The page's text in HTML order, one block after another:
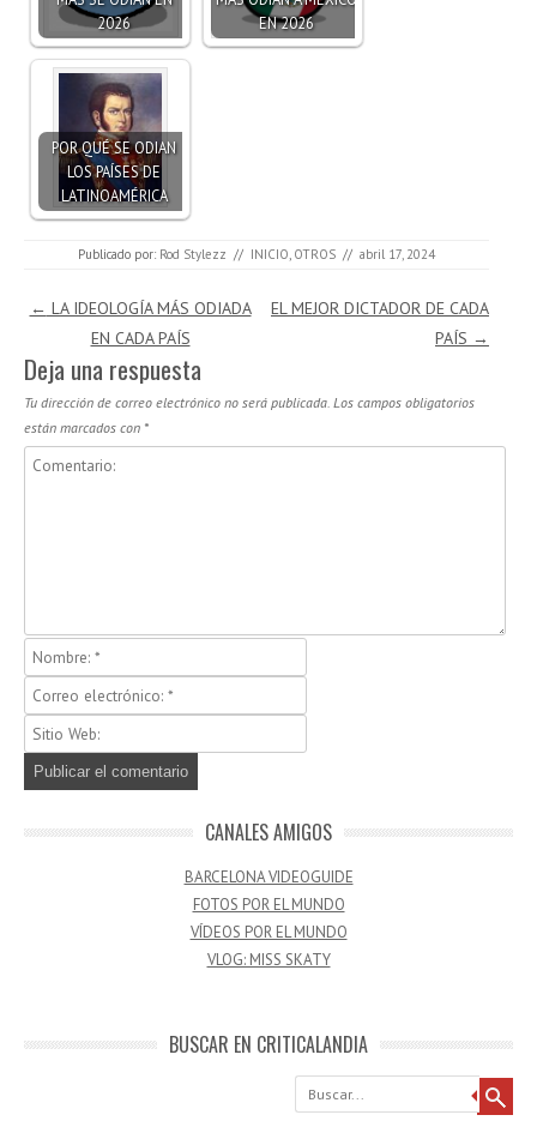
2026
EN 2026
POR QUÉ SE ODIAN
LOS PAÍSES DE
LATINOAMÉRICA
Publicado por: Rod Stylezz // INICIO OTROS // abril 17, 2024
Navegación de entradas
← LA IDEOLOGÍA MÁS ODIADA
EN CADA PAÍS
EL MEJOR DICTADOR DE CADA
PAÍS →
Deja una respuesta
Tu dirección de correo electrónico no será publicada. Los campos obligatorios
están marcados con *
CANALES AMIGOS
BARCELONA VIDEOGUIDE
FOTOS POR EL MUNDO
VÍDEOS POR EL MUNDO
VLOG: MISS SKATY
BUSCAR EN CRITICALANDIA
Buscar